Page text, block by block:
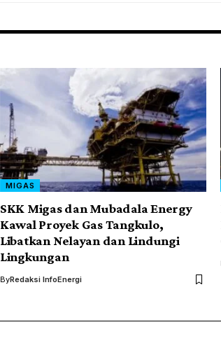
MIGAS
SKK Migas dan Mubadala Energy
Kawal Proyek Gas Tangkulo,
Libatkan Nelayan dan Lindungi
Lingkungan
ByRedaksi InfoEnergi